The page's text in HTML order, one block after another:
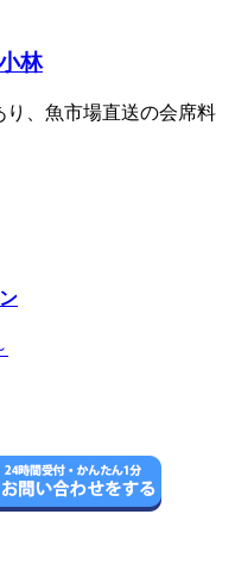
林
、魚市場直送の会席料